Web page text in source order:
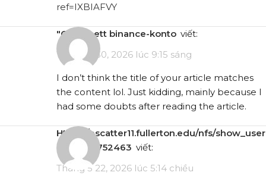
ref=IXBIAFVY
"oppna ett binance-konto viết:
Tháng 4 30, 2026 lúc 9:15 sáng
I don’t think the title of your article matches
the content lol. Just kidding, mainly because I
had some doubts after reading the article.
https://escatter11.fullerton.edu/nfs/show_user.php?
userid=9752463 viết:
Tháng 5 22, 2026 lúc 5:14 chiều